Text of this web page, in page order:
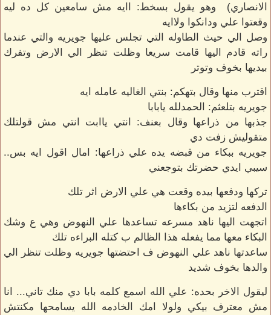
الانصاري) وهو يقول بسخط: اايه مش سامعين كل ده ليه
وقعتوا علي ودانكوا ولاايه
وصل الي حيث الطاوله التي تجلس عليها جويريه والتي عندما
راته قادم اليها قامت سريعا وظلت تنظر الي الارض وتفرك
بيديها بخوف وتوتر
اقترب منها وقال بتهكم: بنتي الغاليه عامله ايه
جويريه بتلعثم: الحمدلله يابابا
جذبها من ذراعها وقال بعنف: انتي ياابت انتي مش قولتلك
متقوليش زفت دي
جويريه ببكاء من قبضه يده علي ذراعها: امال اقول ايه بس..
سيبي ايدي حضرتك بتوجعني
تركها ودفعها بيده وقعت هي علي الارض اثر تلك
الدفعه لتزيد من بكاءها
اتجهت اليها ناهد مسرعه تساعدها علي النهوض وهي ع وشك
البكاء معها مما يفعله هذا الظالم ب كتله البراءه تلك
ساعدتها ناهد علي النهوض ف احتضتها جويريه وظلت تنظر الي
والدها بخوف شديد
ليقول الاخر بحده: علي الله اسمع كلمه بابا دي منك تاني... انا
مش معترف بيكي ولولا امك الخادمه الله يسامحها مكنتش